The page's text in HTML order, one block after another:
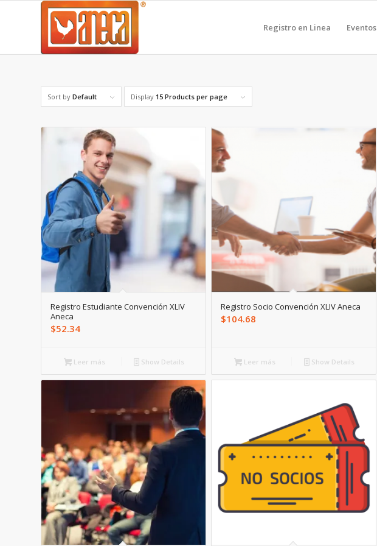
Registro en Linea Eventos
Sort by Default Display 15 Products per page
Registro Estudiante Convención XLIV
Aneca
$52.34
Leer más Show Details
Registro Socio Convención XLIV Aneca
$104.68
Leer más Show Details